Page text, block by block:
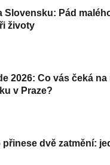
Slovensku: Pád
životy
2026: Co vás čeká
v Praze?
přinese dvě zatmění: